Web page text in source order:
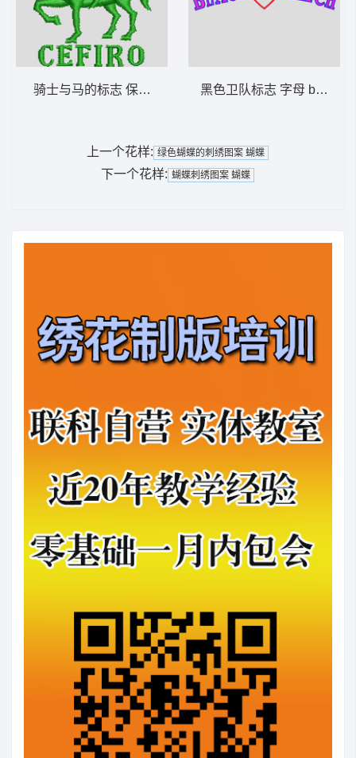
骑士与马的标志 保罗 polo 骑马 男装黑色卫队标志 字母 black
上一个花样: 绿色蝴蝶的刺绣图案 蝴蝶
下一个花样: 蝴蝶刺绣图案 蝴蝶